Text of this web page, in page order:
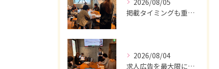
2026/08/05
掲載タイミングも重要で、業界動向や求職者の活動時期に合わせて...
2026/08/04
求人広告を最大限に活用するためには、ターゲット設定の精度を高...